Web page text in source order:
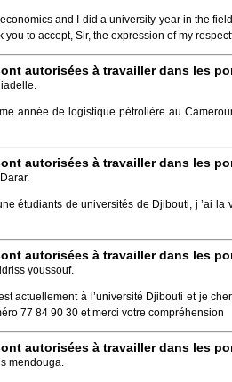
and I did a university year in the
you to accept, Sir, the expression of my
autorisées à travailler dans les
année de logistique pétrolière au
autorisées à travailler dans les
étudiants de universités de Djibouti, j ’ai
autorisées à travailler dans les
youssouf.
actuellement à l’université Djibouti et je
77 84 90 30 et merci votre compréhension
autorisées à travailler dans les
mendouga.